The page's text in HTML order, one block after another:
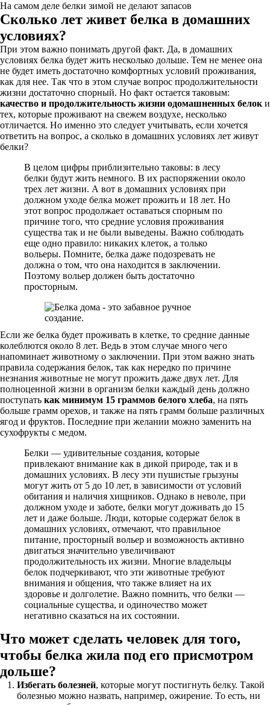
На самом деле белки зимой не делают запасов
Сколько лет живет белка в домашних
условиях?
При этом важно понимать другой факт. Да, в домашних
условиях белка будет жить несколько дольше. Тем не менее она
не будет иметь достаточно комфортных условий проживания,
как для нее. Так что в этом случае вопрос продолжительности
жизни достаточно спорный. Но факт остается таковым:
качество и продолжительность жизни одомашненных белок и
тех, которые проживают на свежем воздухе, несколько
отличается. Но именно это следует учитывать, если хочется
ответить на вопрос, а сколько в домашних условиях лет живут
белки?
В целом цифры приблизительно таковы: в лесу
белки будут жить немного. В их распоряжении около
трех лет жизни. А вот в домашних условиях при
должном уходе белка может прожить и 18 лет. Но
этот вопрос продолжает оставаться спорным по
причине того, что средние условия проживания
существа так и не были выведены. Важно соблюдать
еще одно правило: никаких клеток, а только
вольеры. Помните, белка даже подозревать не
должна о том, что она находится в заключении.
Поэтому вольер должен быть достаточно
просторным.
Если же белка будет проживать в клетке, то средние данные
колеблются около 8 лет. Ведь в этом случае много чего
напоминает животному о заключении. При этом важно знать
правила содержания белок, так как нередко по причине
незнания животные не могут прожить даже двух лет. Для
полноценной жизни в организм белки каждый день должно
поступать как минимум 15 граммов белого хлеба, на пять
больше грамм орехов, и также на пять грамм больше различных
ягод и фруктов. Последние при желании можно заменить на
сухофрукты с медом.
Белки — удивительные создания, которые
привлекают внимание как в дикой природе, так и в
домашних условиях. В лесу эти пушистые грызуны
могут жить от 5 до 10 лет, в зависимости от условий
обитания и наличия хищников. Однако в неволе, при
должном уходе и заботе, белки могут доживать до 15
лет и даже больше. Люди, которые содержат белок в
домашних условиях, отмечают, что правильное
питание, просторный вольер и возможность активно
двигаться значительно увеличивают
продолжительность их жизни. Многие владельцы
белок подчеркивают, что эти животные требуют
внимания и общения, что также влияет на их
здоровье и долголетие. Важно помнить, что белки —
социальные существа, и одиночество может
негативно сказаться на их состоянии.
Что может сделать человек для того,
чтобы белка жила под его присмотром
дольше?
Избегать болезней, которые могут постигнуть белку. Такой
болезнью можно назвать, например, ожирение. То есть, ни